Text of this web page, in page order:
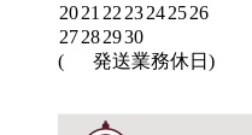
2021 22 23242526
27282930
(
発送業務休日)